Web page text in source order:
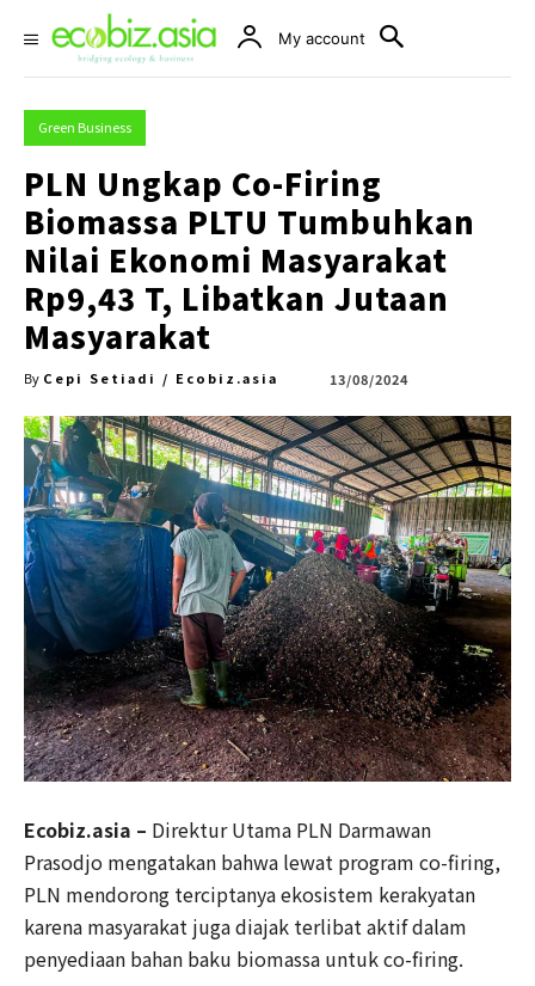
My account
Green Business
PLN Ungkap Co-Firing
Biomassa PLTU Tumbuhkan
Nilai Ekonomi Masyarakat
Rp9,43 T, Libatkan Jutaan
Masyarakat
By Cepi Setiadi / Ecobiz.asia 13/08/2024
Ecobiz.asia – Direktur Utama PLN Darmawan
Prasodjo mengatakan bahwa lewat program co-firing,
PLN mendorong terciptanya ekosistem kerakyatan
karena masyarakat juga diajak terlibat aktif dalam
penyediaan bahan baku biomassa untuk co-firing.